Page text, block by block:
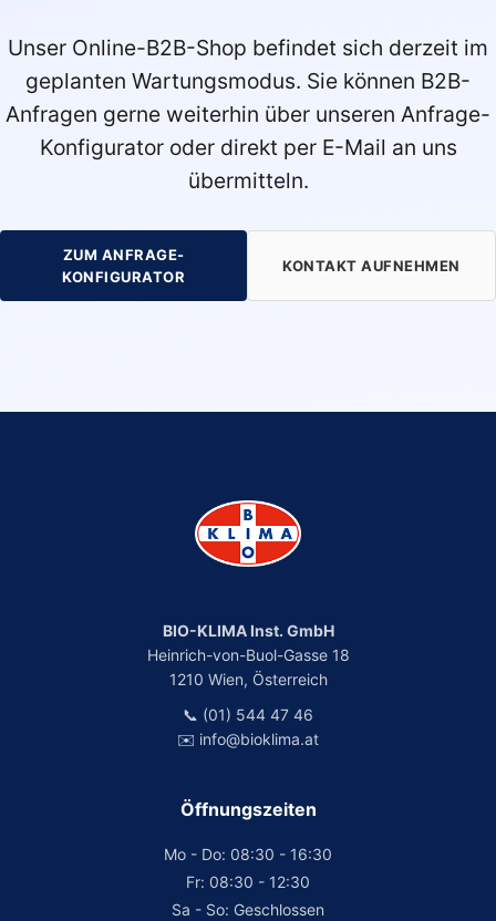
Unser Online-B2B-Shop befindet sich derzeit im
geplanten Wartungsmodus. Sie können B2B-
Anfragen gerne weiterhin über unseren Anfrage-
Konfigurator oder direkt per E-Mail an uns
übermitteln.
ZUM ANFRAGE-
KONFIGURATOR
KONTAKT AUFNEHMEN
BIO-KLIMA Inst. GmbH
Heinrich-von-Buol-Gasse 18
1210 Wien, Österreich
📞 (01) 544 47 46
✉️ info@bioklima.at
Öffnungszeiten
Mo - Do: 08:30 - 16:30
Fr: 08:30 - 12:30
Sa - So: Geschlossen